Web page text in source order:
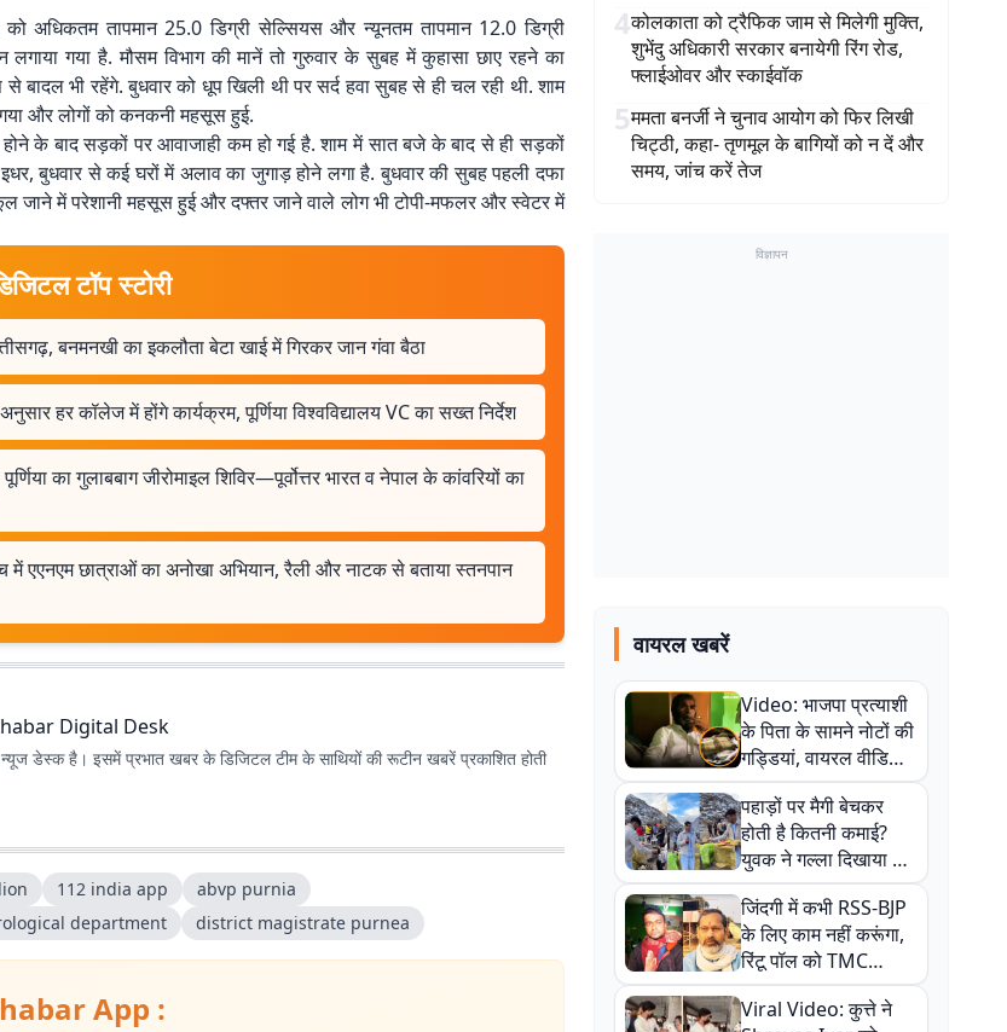
को अधिकतम तापमान 25.0 डिग्री सेल्सियस और न्यूनतम तापमान 12.0 डिग्री
गया है. मौसम विभाग की मानें तो गुरुवार के सुबह में कुहासा छाए रहने का
भी रहेंगे. बुधवार को धूप खिली थी पर सर्द हवा सुबह से ही चल रही थी. शाम
और लोगों को कनकनी महसूस हुई.
के बाद सड़कों पर आवाजाही कम हो गई है. शाम में सात बजे के बाद से ही सड़कों
बुधवार से कई घरों में अलाव का जुगाड़ होने लगा है. बुधवार की सुबह पहली दफा
जाने में परेशानी महसूस हुई और दफ्तर जाने वाले लोग भी टोपी-मफलर और स्वेटर में
टॉप स्टोरी
बनमनखी का इकलौता बेटा खाई में गिरकर जान गंवा बैठा
हर कॉलेज में होंगे कार्यक्रम, पूर्णिया विश्वविद्यालय VC का सख्त निर्देश
का गुलाबबाग जीरोमाइल शिविर—पूर्वोत्तर भारत व नेपाल के कांवरियों का
में एएनएम छात्राओं का अनोखा अभियान, रैली और नाटक से बताया स्तनपान
Digital Desk
डेस्क है। इसमें प्रभात खबर के डिजिटल टीम के साथियों की रूटीन खबरें प्रकाशित होती
112 india app
abvp purnia
department
district magistrate purnea
App :
4कोलकाता को ट्रैफिक जाम से मिलेगी मुक्ति,
शुभेंदु अधिकारी सरकार बनायेगी रिंग रोड,
फ्लाईओवर और स्काईवॉक
5ममता बनर्जी ने चुनाव आयोग को फिर लिखी
चिट्ठी, कहा- तृणमूल के बागियों को न दें और
समय, जांच करें तेज
विज्ञापन
वायरल खबरें
Video: भाजपा प्रत्याशी
के पिता के सामने नोटों की
गड्डियां, वायरल वीडियो
से राजनीति में उबाल,
अजित महतो बोले- TMC
की गंदी चाल
पहाड़ों पर मैगी बेचकर
होती है कितनी कमाई?
युवक ने गल्ला दिखाया तो
नौकरी वालों के खड़े हो गए
कान
जिंदगी में कभी RSS-BJP
के लिए काम नहीं करूंगा,
रिंटू पॉल को TMC
ऑफिस में ले जाकर पीटा,
Video वायरल
Viral Video: कुत्ते ने